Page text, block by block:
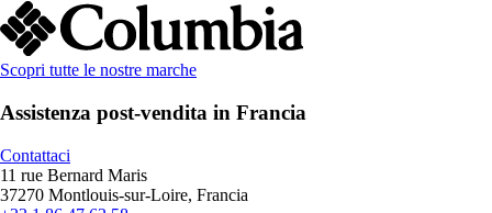
Scopri tutte le nostre marche
Assistenza post-vendita in Francia
Contattaci
11 rue Bernard Maris
37270 Montlouis-sur-Loire, Francia